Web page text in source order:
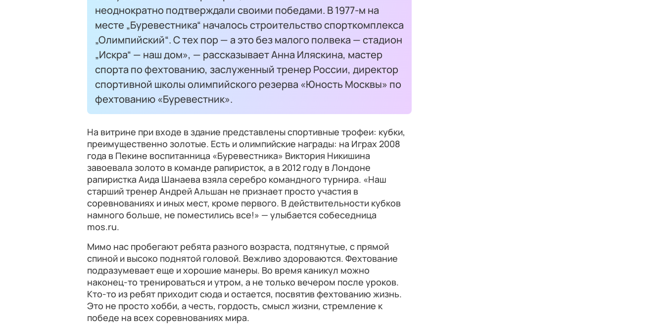
неоднократно подтверждали своими победами. В 1977-м на
месте „Буревестника“ началось строительство спорткомплекса
„Олимпийский“. С тех пор — а это без малого полвека — стадион
„Искра“ — наш дом», — рассказывает Анна Иляскина, мастер
спорта по фехтованию, заслуженный тренер России, директор
спортивной школы олимпийского резерва «Юность Москвы» по
фехтованию «Буревестник».
На витрине при входе в здание представлены спортивные трофеи: кубки,
преимущественно золотые. Есть и олимпийские награды: на Играх 2008
года в Пекине воспитанница «Буревестника» Виктория Никишина
завоевала золото в команде рапиристок, а в 2012 году в Лондоне
рапиристка Аида Шанаева взяла серебро командного турнира. «Наш
старший тренер Андрей Альшан не признает просто участия в
соревнованиях и иных мест, кроме первого. В действительности кубков
намного больше, не поместились все!» — улыбается собеседница
mos.ru.
Мимо нас пробегают ребята разного возраста, подтянутые, с прямой
спиной и высоко поднятой головой. Вежливо здороваются. Фехтование
подразумевает еще и хорошие манеры. Во время каникул можно
наконец-то тренироваться и утром, а не только вечером после уроков.
Кто-то из ребят приходит сюда и остается, посвятив фехтованию жизнь.
Это не просто хобби, а честь, гордость, смысл жизни, стремление к
победе на всех соревнованиях мира.